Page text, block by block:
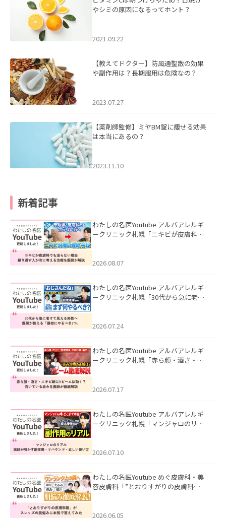
やシミの原因になるってホント？
2021.09.22
【教えてドクター】防風通聖散の効果
や副作用は？長期服用は危険なの？
2023.07.27
【薬剤師監修】ミヤBM錠に痩せる効果
は本当にあるの？
2023.11.10
新着記事
わたしの名医Youtube アルバアレルギ
ークリニック札幌「ニキビが皮膚科で
ました。
2026.08.07
わたしの名医Youtube アルバアレルギ
ークリニック札幌「30代から急に老け
た。
2026.07.24
わたしの名医Youtube アルバアレルギ
ークリニック札幌「赤ら顔・酒さ・ニ
した。
2026.07.17
わたしの名医Youtube アルバアレルギ
ークリニック札幌「マンジャロのリア
た。
2026.07.10
わたしの名医Youtube めぐ皮膚科・美
容皮膚科「”とおりすがりの皮膚科
2026.06.05